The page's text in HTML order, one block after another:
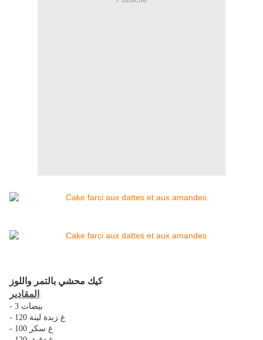
كيك محشي بالتمر واللوز
المقادير:
- 3 بيضات
- 100 غ سكر